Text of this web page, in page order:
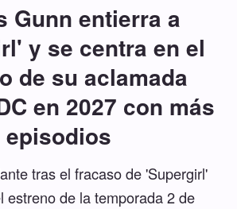
Gunn entierra a
y se centra en el
de su aclamada
en 2027 con más
episodios
tras el fracaso de 'Supergirl'
estreno de la temporada 2 de